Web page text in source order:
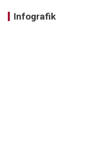
Infografik